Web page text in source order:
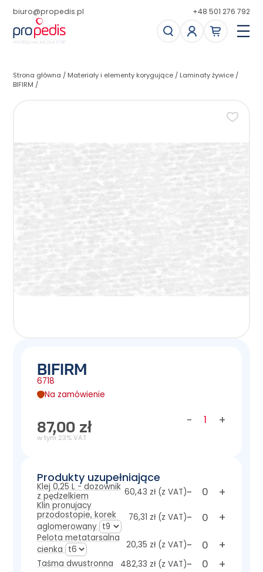
biuro@propedis.pl +48 501 276 792
Strona główna / Materiały i elementy korygujące / Laminaty żywice /
BIFIRM /
BIFIRM
6718
Na zamówienie
- +
87,00 zł
w tym 23% VAT
Produkty uzupełniające
Klej 0,25 L - dozownik
z pędzelkiem
60,43 zł (z VAT)- +
Klin pronujacy
przodostopie, korek
aglomerowany
76,31 zł (z VAT)- +
Pelota metatarsalna
cienka
20,35 zł (z VAT)- +
Taśma dwustronna 482,33 zł (z VAT)- +